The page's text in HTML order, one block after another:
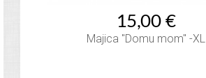
15,00 €
Majica "Domu mom" -XL